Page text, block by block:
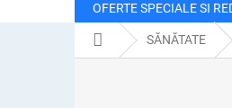
OFERTE SPECIALE SI
Acasă SĂNĂTATE